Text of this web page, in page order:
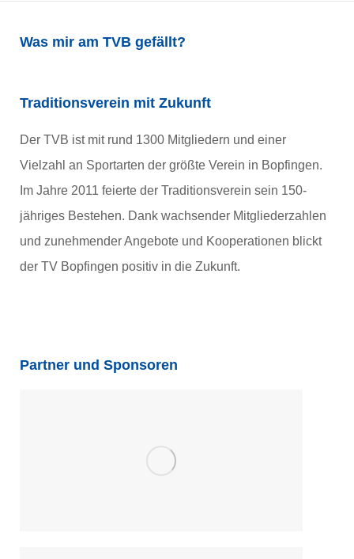
Was mir am TVB gefällt?
Traditionsverein mit Zukunft
Der TVB ist mit rund 1300 Mitgliedern und einer
Vielzahl an Sportarten der größte Verein in Bopfingen.
Im Jahre 2011 feierte der Traditionsverein sein 150-
jähriges Bestehen. Dank wachsender Mitgliederzahlen
und zunehmender Angebote und Kooperationen blickt
der TV Bopfingen positiv in die Zukunft.
Partner und Sponsoren